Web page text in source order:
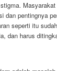
dan pentingnya
seperti itu
dan harus